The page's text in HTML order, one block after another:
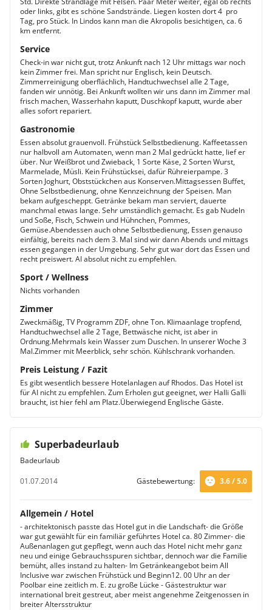
oder links, gibt es schöne Sandstrände. Liegen kosten dort 4  pro
Tag, pro Stück. In Lindos kann man die Akropolis besichtigen, ca. 6
km entfernt.
Service
Check-in war nicht gut, trotz Ankunft nach 12 Uhr mittags war noch
kein Zimmer frei. Man spricht nur Englisch, kein Deutsch.
Zimmerreinigung oberflächlich, Handtuchwechsel alle 2 Tage,
fanden wir unnötig. Bei Ankunft wollten wir uns dann im Zimmer mal
frisch machen, Wasserhahn kaputt, Duschkopf kaputt, wurde aber
alles sofort repariert.
Gastronomie
Essen absolut grauenvoll. Frühstück Selbstbedienung. Kaffeetassen
nur halbvoll am Automaten, wenn man 2 Mal gedrückt hatte, lief er
über. Nur Weißbrot und Zwieback, 1 Sorte Käse, 2 Sorten Wurst,
Marmelade, Müsli. Kein Frühstücksei, dafür Rühreierpampe. 3
Sorten Joghurt, Obststückchen aus Konserven.Mittagsessen Buffet,
Ohne Selbstbedienung, ohne Kennzeichnung der Speisen. Man
bekam aufgescheppt. Getränke bekam man serviert, dauerte
manchmal etwas lange. Sehr umständlich gemacht. Es gab Nudeln
und Soße, Fisch, Schwein und Hühnchen, Pommes,
Gemüse.Abendessen auch ohne Selbstbedienung, Essen genauso
einfältig, bereits nach dem 3. Mal sind wir dann Abends und mittags
essen gegangen in der Umgebung. Sehr gut war dort das Essen und
recht preiswert. AI absolut nicht zu empfehlen.
Sport / Wellness
Nichts vorhanden
Zimmer
Zweckmäßig, TV Programm ZDF, ohne Ton. Klimaanlage tropfend,
Handtuchwechsel alle 2 Tage, Bettwäsche nicht, ist aber in
Ordnung.Mehrmals kein Wasser zum Duschen. In unserer Woche 3
Mal.Zimmer mit Meerblick, sehr schön. Kühlschrank vorhanden.
Preis Leistung / Fazit
Es gibt wesentlich bessere Hotelanlagen auf Rhodos. Das Hotel ist
für AI nicht zu empfehlen. Zum Erholen gut geeignet, wer Halli Galli
braucht, ist hier fehl am Platz.Überwiegend Englische Gäste.
Superbadeurlaub
Badeurlaub
01.07.2014
Gästebewertung: 3.6 / 5.0
Allgemein / Hotel
- architektonisch passte das Hotel gut in die Landschaft- die Größe
war gut gewählt für ein familiär geführtes Hotel ca. 80 Zimmer- die
Außenanlagen gut gepflegt, wenn auch das Hotel nicht mehr ganz
neu und einige Gebrauchsspuren sichtbar, dennoch war die Familie
bemüht, alles instand zu halten- Im Getränkeangebot beim All
Inclusive war zwischen Frühstück und Beginn12. 00 Uhr an der
Poolbar eine zeitlich m. E. zu große Lücke - Gästestruktur war
international breit gestreut, aber meist angenehme Zeitgenossen in
breiter Altersstruktur